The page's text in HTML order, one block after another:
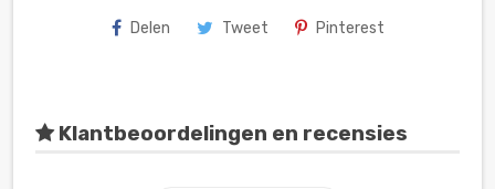
Delen Tweet Pinterest
Klantbeoordelingen en recensies